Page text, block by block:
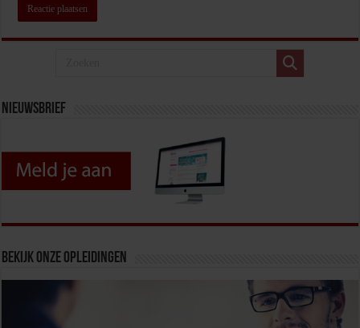
Nieuwsbrief
Bekijk onze opleidingen